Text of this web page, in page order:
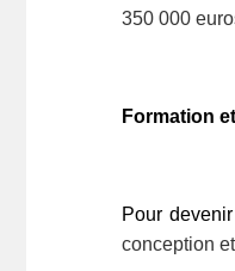
350 000
Formation
Pour
conception